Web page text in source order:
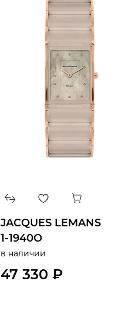
JACQUES LEMANS
1-1940O
в наличии
47 330 ₽